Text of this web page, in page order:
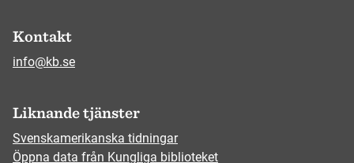
Kontakt
info@kb.se
Liknande tjänster
Svenskamerikanska tidningar
Öppna data från Kungliga biblioteket